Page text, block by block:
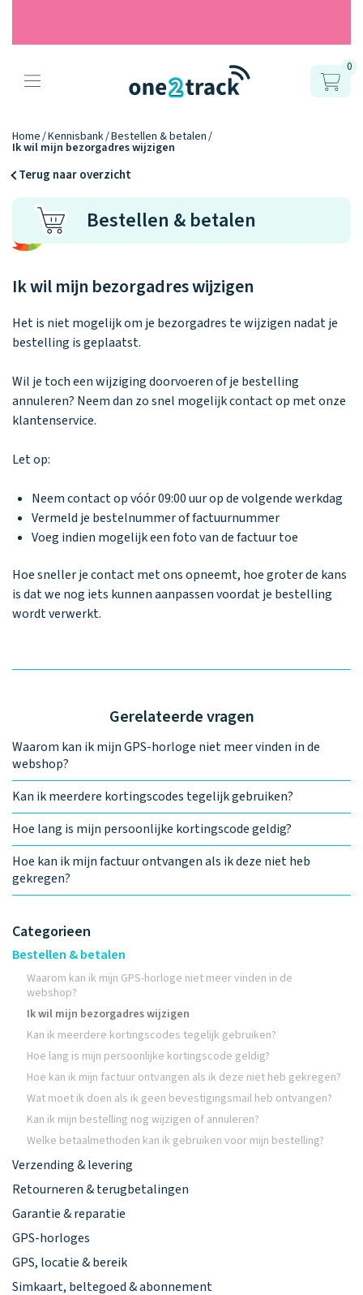
Producten
Onze gps
horloges
Connect
YOU
Connect
NEXT
Connect
UP
vergelijken
Tweedekans
horloges
horloges
Accessoires
Opladers
Ontdek alle
accessoires
Kies je eigen
kleur, naam en
icoon en maak
Hoe werkt
het?
Ontdek hoe
het werkt
Zo werken het
one2track-app
Blogs
Ons verhaal
Recensies
Stichting
Jarige Job
0
Home Kennisbank Bestellen & betalen
Ik wil mijn bezorgadres wijzigen
Terug naar overzicht
Bestellen & betalen
Categorieen
Bestellen & betalen
Waarom kan ik mijn GPS-horloge niet meer vinden in de
webshop?
Ik wil mijn bezorgadres wijzigen
Kan ik meerdere kortingscodes tegelijk gebruiken?
Hoe lang is mijn persoonlijke kortingscode geldig?
Hoe kan ik mijn factuur ontvangen als ik deze niet heb gekregen?
Wat moet ik doen als ik geen bevestigingsmail heb ontvangen?
Kan ik mijn bestelling nog wijzigen of annuleren?
Welke betaalmethoden kan ik gebruiken voor mijn bestelling?
Verzending & levering
Retourneren & terugbetalingen
Garantie & reparatie
GPS-horloges
GPS, locatie & bereik
Simkaart, beltegoed & abonnement
Ik wil mijn bezorgadres wijzigen
Het is niet mogelijk om je bezorgadres te wijzigen nadat je
bestelling is geplaatst.
Wil je toch een wijziging doorvoeren of je bestelling
annuleren? Neem dan zo snel mogelijk contact op met onze
klantenservice.
Let op:
Neem contact op vóór 09:00 uur op de volgende werkdag
Vermeld je bestelnummer of factuurnummer
Voeg indien mogelijk een foto van de factuur toe
Hoe sneller je contact met ons opneemt, hoe groter de kans
is dat we nog iets kunnen aanpassen voordat je bestelling
wordt verwerkt.
Gerelateerde vragen
Waarom kan ik mijn GPS-horloge niet meer vinden in de
webshop?
Kan ik meerdere kortingscodes tegelijk gebruiken?
Hoe lang is mijn persoonlijke kortingscode geldig?
Hoe kan ik mijn factuur ontvangen als ik deze niet heb
gekregen?